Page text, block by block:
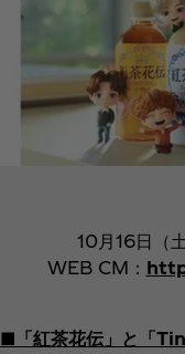
10月16日（
WEB CM：
■「紅茶花伝」と「